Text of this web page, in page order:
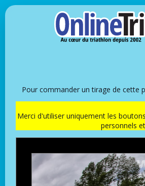
Pour commander un tirage de cette
Merci d'utiliser uniquement les
personnels